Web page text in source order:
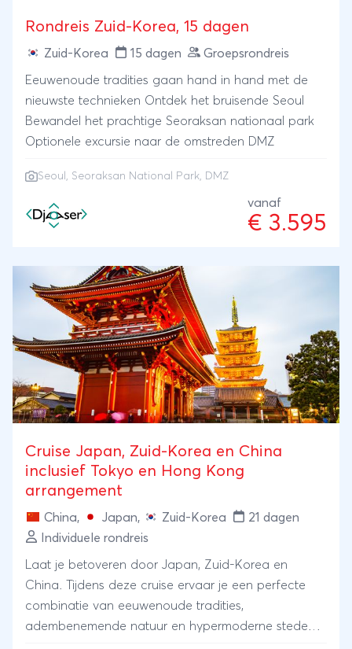
vredespark in Hiroshima, een monument ter
herinnering aan de atoombom.
Rondreis Zuid-Korea, 15 dagen
Zuid-Korea 15 dagen Groepsrondreis
Eeuwenoude tradities gaan hand in hand met de
nieuwste technieken Ontdek het bruisende Seoul
Bewandel het prachtige Seoraksan nationaal park
Optionele excursie naar de omstreden DMZ
Seoul, Seoraksan National Park, DMZ
vanaf
€ 3.595
Cruise Japan, Zuid-Korea en China
inclusief Tokyo en Hong Kong
arrangement
China, Japan, Zuid-Korea
21 dagen
Individuele rondreis
Laat je betoveren door Japan, Zuid-Korea en
China. Tijdens deze cruise ervaar je een perfecte
combinatie van eeuwenoude tradities,
adembenemende natuur en hypermoderne steden.